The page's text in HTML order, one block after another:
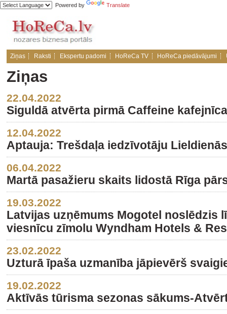
Powered by Translate
Ziņas Raksti Ekspertu padomi HoReCa TV HoReCa piedāvājumi
Ziņas
22.04.2022
Siguldā atvērta pirmā Caffeine
12.04.2022
Aptauja: Trešdaļa iedzīvotāju
06.04.2022
Martā pasažieru skaits lidostā Rīga
19.03.2022
Latvijas uzņēmums Mogotel noslēdzis
viesnīcu zīmolu Wyndham Hotels &
23.02.2022
Uzturā īpaša uzmanība jāpievērš
19.02.2022
Aktīvās tūrisma sezonas sākums-